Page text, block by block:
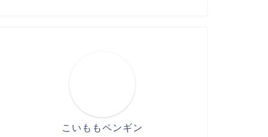
こいももペンギン